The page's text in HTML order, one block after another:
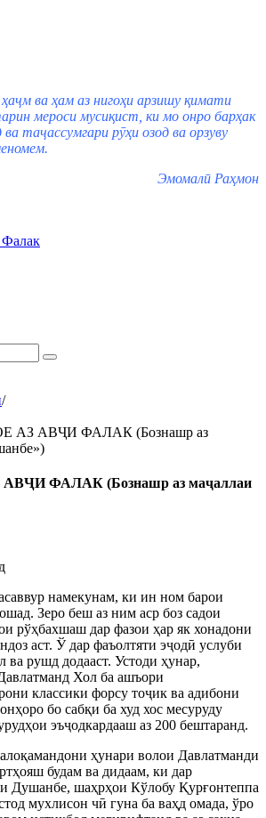
ва ҳам аз нигоҳи арзишу қимати
мероси мусиқист, ки мо онро барҳак
таҷассумгари рӯҳи озод ва орзуву
Эмомалӣ Раҳмон
/
АЗ АВҶИ ФАЛАК (Бознашр аз
ФАЛАК (Бознашр аз маҷаллаи
намекунам, ки ин ном барои
Зеро беш аз ним аср боз садои
рўҳбахшаш дар фазои ҳар як хонадони
аст. Ў дар фаъолтяти эҷодӣ услуби
ва рушд додааст. Устоди ҳунар,
Хол ба ашъори
классики форсу тоҷик ва адибони
бо сабқи ба худ хос месуруду
эъҷодкардааш аз 200 бештаранд.
ҳунари волои Давлатманди
будам ва дидаам, ки дар
Душанбе, шаҳрҳои Кўлобу Қурғонтеппа
мухлисон чӣ гуна ба ваҳд омада, ўро